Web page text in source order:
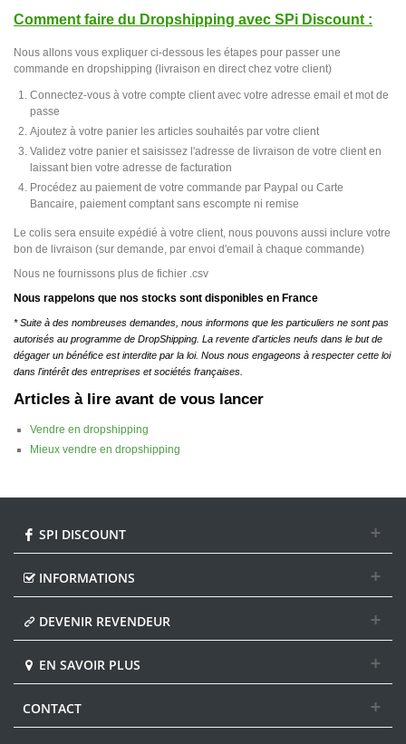
Comment faire du Dropshipping avec SPi Discount :
Nous allons vous expliquer ci-dessous les étapes pour passer une
commande en dropshipping (livraison en direct chez votre client)
Connectez-vous à votre compte client avec votre adresse email et mot de
passe
Ajoutez à votre panier les articles souhaités par votre client
Validez votre panier et saisissez l'adresse de livraison de votre client en
laissant bien votre adresse de facturation
Procédez au paiement de votre commande par Paypal ou Carte
Bancaire, paiement comptant sans escompte ni remise
Le colis sera ensuite expédié à votre client, nous pouvons aussi inclure votre
bon de livraison (sur demande, par envoi d'email à chaque commande)
Nous ne fournissons plus de fichier .csv
Nous rappelons que nos stocks sont disponibles en France
* Suite à des nombreuses demandes, nous informons que les particuliers ne sont pas
autorisés au programme de DropShipping. La revente d'articles neufs dans le but de
dégager un bénéfice est interdite par la loi. Nous nous engageons à respecter cette loi
dans l'intérêt des entreprises et sociétés françaises.
Articles à lire avant de vous lancer
Vendre en dropshipping
Mieux vendre en dropshipping
SPI DISCOUNT
INFORMATIONS
DEVENIR REVENDEUR
EN SAVOIR PLUS
CONTACT